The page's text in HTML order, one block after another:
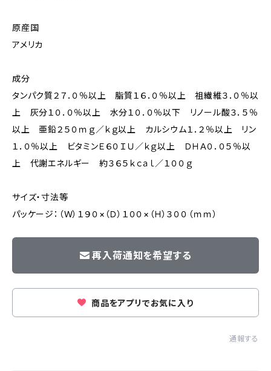
原産国
アメリカ
成分
タンパク質２７．０％以上 脂質１６．０％以上 祖繊維３．０％以
上 灰分１０．０％以上 水分１０．０％以下 リノール酸３．５％
以上 亜鉛２５０ｍｇ／ｋｇ以上 カルシウム１．２％以上 リン
１．０％以上 ビタミンＥ６０ＩＵ／ｋｇ以上 ＤＨＡ０．０５％以
上 代謝エネルギー 約３６５ｋｃａｌ／１００ｇ
サイズ・寸法等
パッケージ：（Ｗ）１９０×（Ｄ）１００×（Ｈ）３００（ｍｍ）
再入荷通知を希望する
商品をアプリでお気に入り
通報する